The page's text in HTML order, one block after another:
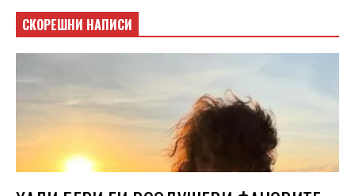
СКОРЕШНИ НАПИСИ